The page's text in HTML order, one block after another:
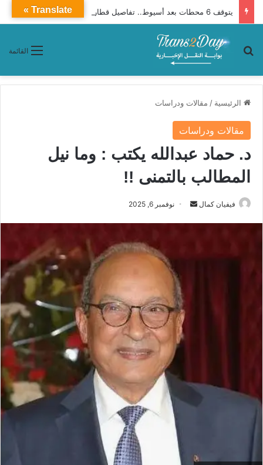
يتوقف 6 محطات بعد أسيوط.. تفاصيل قطار 927 أبوالهول إلى الإسكندرية
القائمة بحث عن
الرئيسية / مقالات ودراسات
مقالات ودراسات
د. حماد عبدالله يكتب : وما نيل
المطالب بالتمنى !!
فيفيان كمال
ر
نوفمبر 6, 2025
Translate »